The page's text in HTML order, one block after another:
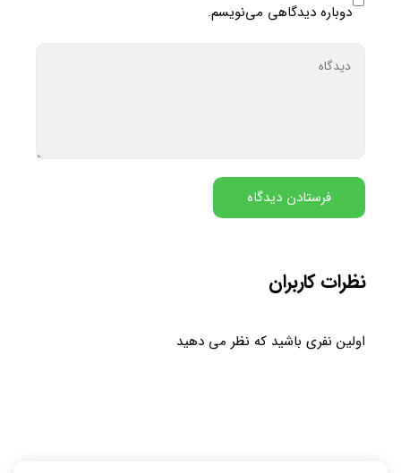
دوباره دیدگاهی می‌نویسم.
نظرات کاربران
اولین نفری باشید که نظر می دهید